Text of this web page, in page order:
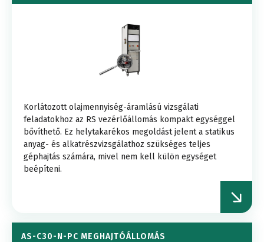
Korlátozott olajmennyiség-áramlású vizsgálati
feladatokhoz az RS vezérlőállomás kompakt egységgel
bővíthető. Ez helytakarékos megoldást jelent a statikus
anyag- és alkatrészvizsgálathoz szükséges teljes
géphajtás számára, mivel nem kell külön egységet
beépíteni.
AS-C30-N-PC MEGHAJTÓÁLLOMÁS